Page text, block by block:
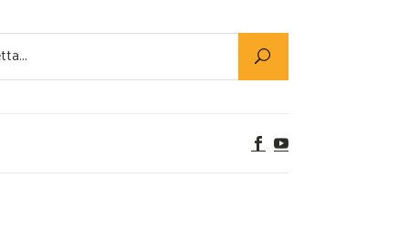
Utility
Alimenti
Rumors